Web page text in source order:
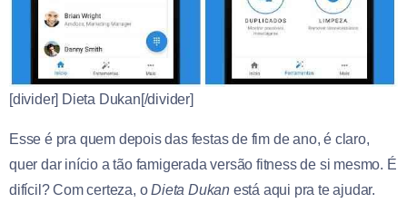
[divider] Dieta Dukan[/divider]
Esse é pra quem depois das festas de fim de ano, é claro,
quer dar início a tão famigerada versão fitness de si mesmo. É
difícil? Com certeza, oDieta Dukan está aqui pra te ajudar.